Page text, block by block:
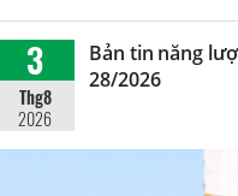
3
Thg8
2026
Bản tin năng
28/2026